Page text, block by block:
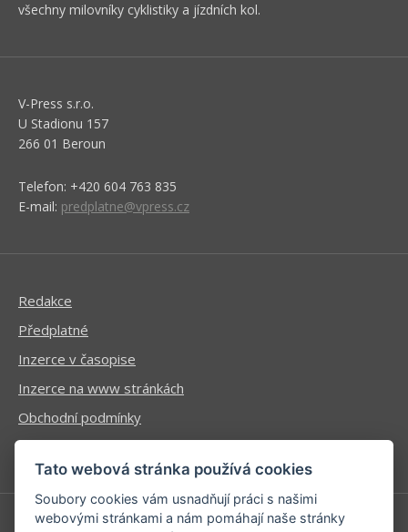
všechny milovníky cyklistiky a jízdních kol.
V-Press s.r.o.
U Stadionu 157
266 01 Beroun
Telefon: +420 604 763 835
E-mail: predplatne@vpress.cz
Redakce
Předplatné
Inzerce v časopise
Inzerce na www stránkách
Obchodní podmínky
Ochrana osobních údajů
Tato webová stránka používá cookies
Soubory cookies vám usnadňují práci s našimi
webovými stránkami a nám pomáhají naše stránky